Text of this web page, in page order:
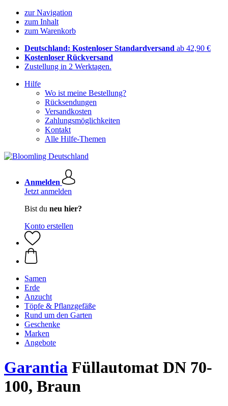
zur Navigation
zum Inhalt
zum Warenkorb
Deutschland: Kostenloser Standardversand ab 42,90 €
Kostenloser Rückversand
Zustellung in 2 Werktagen.
Hilfe
Wo ist meine Bestellung?
Rücksendungen
Versandkosten
Zahlungsmöglichkeiten
Kontakt
Alle Hilfe-Themen
Anmelden
Jetzt anmelden
Bist du neu hier?
Konto erstellen
Samen
Erde
Anzucht
Töpfe & Pflanzgefäße
Rund um den Garten
Geschenke
Marken
Angebote
Garantia Füllautomat DN 70-
100, Braun